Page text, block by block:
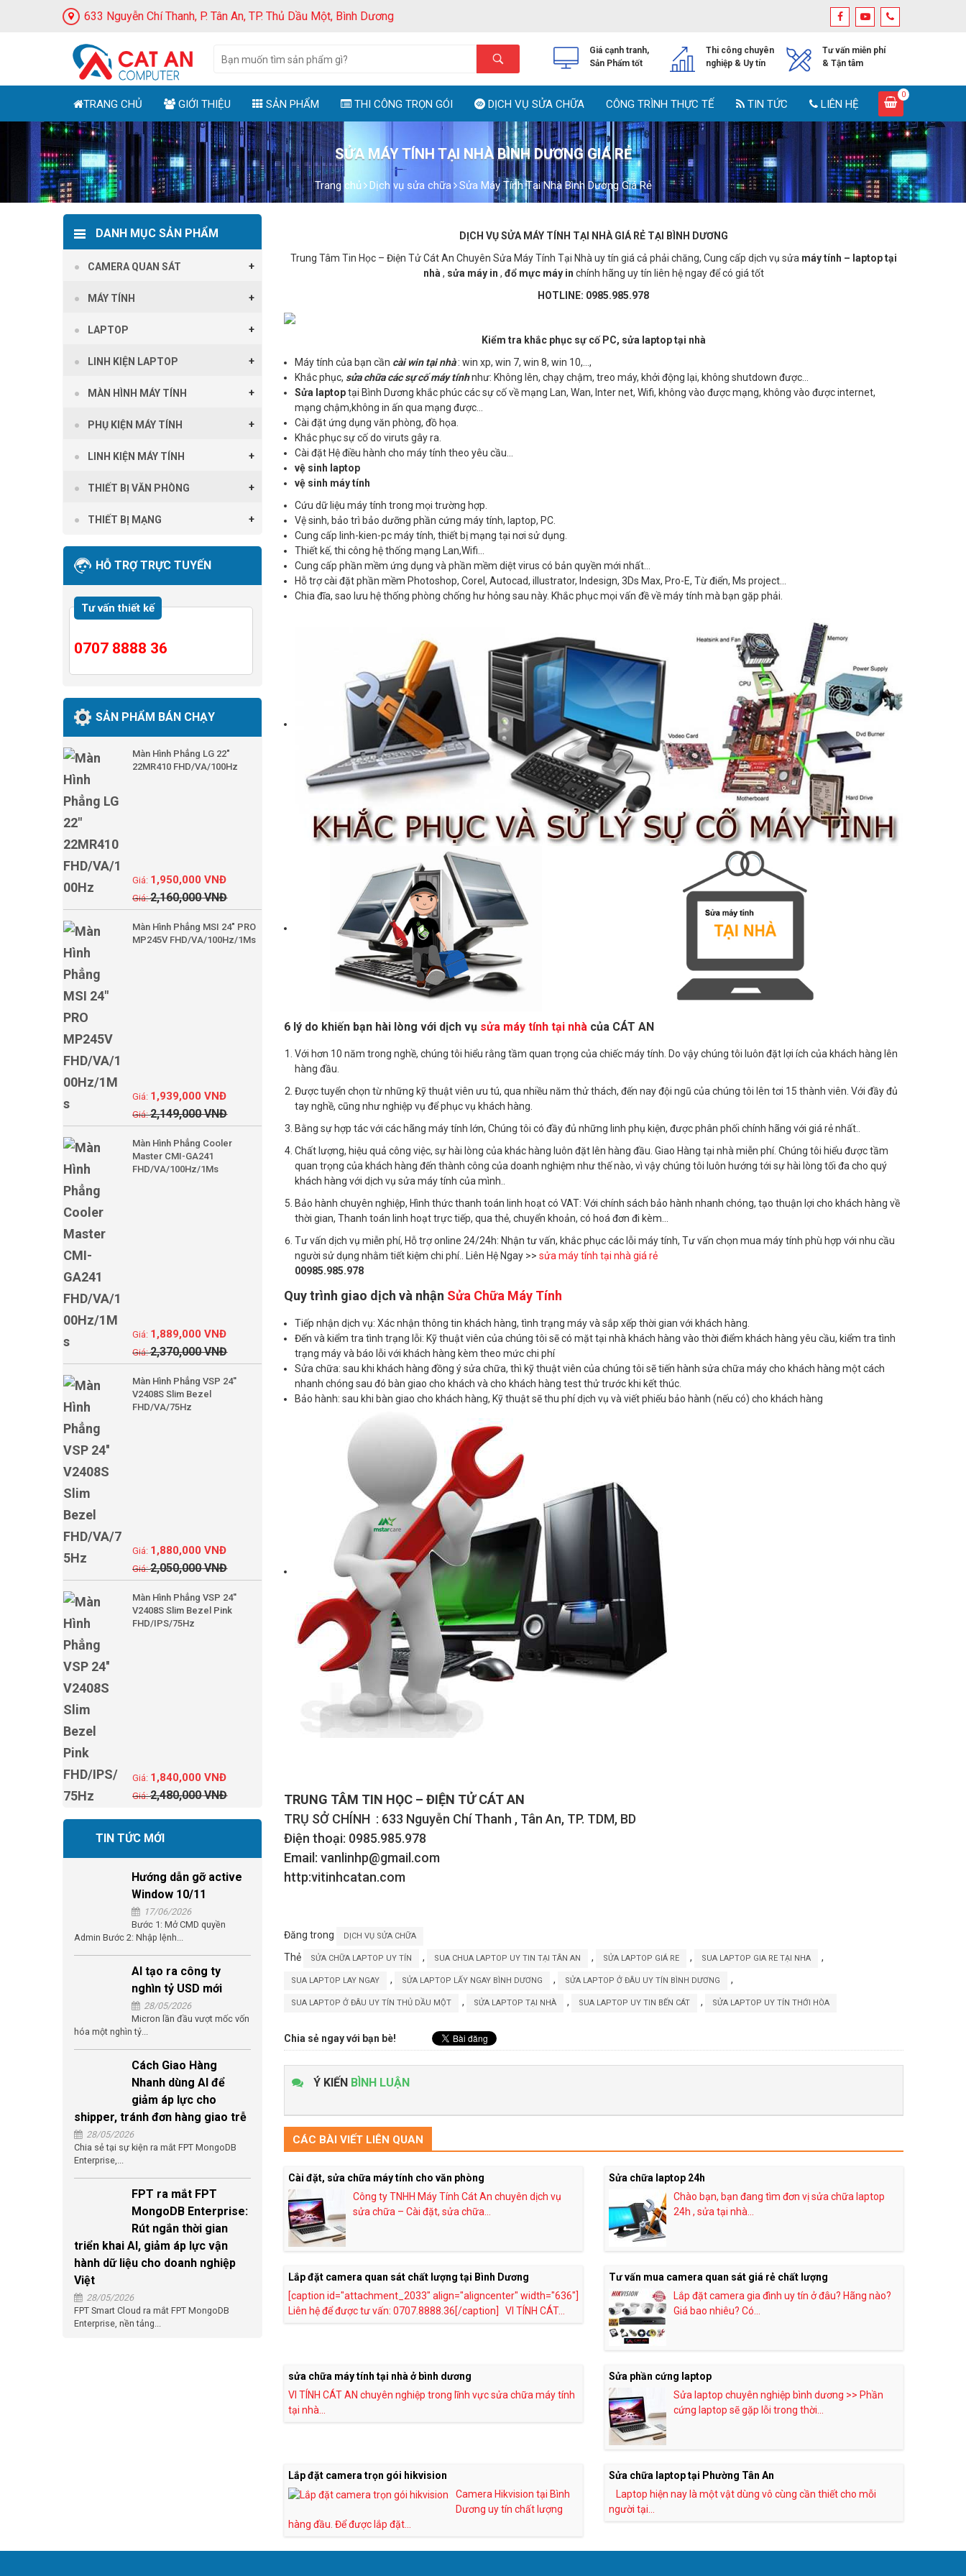
633 Nguyễn Chí Thanh, P. Tân An, TP. Thủ Dầu Một, Bình Dương
Giá cạnh tranh,
Sản Phẩm tốt
Thi công chuyên
nghiệp & Uy tín
Tư vấn miễn phí
& Tận tâm
TRANG CHỦ GIỚI THIỆU SẢN PHẨM THI CÔNG TRỌN GÓI DỊCH VỤ SỬA CHỮA CÔNG TRÌNH THỰC TẾ TIN TỨC LIÊN HỆ
0
SỬA MÁY TÍNH TẠI NHÀ BÌNH DƯƠNG GIÁ RẺ
Trang chủ Dịch vụ sửa chữa Sửa Máy Tính Tại Nhà Bình Dương Giá Rẻ
DỊCH VỤ SỬA MÁY TÍNH TẠI NHÀ GIÁ RẺ TẠI BÌNH DƯƠNG
Trung Tâm Tin Học – Điện Tử Cát An Chuyên Sửa Máy Tính Tại Nhà uy tín giá cả phải chăng, Cung cấp dịch vụ sửa máy tính – laptop tại
nhà , sửa máy in , đổ mực máy in chính hãng uy tín liên hệ ngay để có giá tốt
HOTLINE: 0985.985.978
Kiểm tra khắc phục sự cố PC, sửa laptop tại nhà
Máy tính của bạn cần cài win tại nhà: win xp, win 7, win 8, win 10,…,
Khắc phục, sửa chữa các sự cố máy tínhnhư: Không lên, chạy chậm, treo máy, khởi động lại, không shutdown được…
Sửa laptoptại Bình Dương khắc phúc các sự cố về mạng Lan, Wan, Inter net, Wifi, không vào được mạng, không vào được internet,
mạng chậm,không in ấn qua mạng được…
Cài đặt ứng dụng văn phòng, đồ họa.
Khắc phục sự cố do viruts gây ra.
Cài đặt Hệ điều hành cho máy tính theo yêu cầu…
vệ sinh laptop
vệ sinh máy tính
Cứu dữ liệu máy tính trong mọi trường hợp.
Vệ sinh, bảo trì bảo dưỡng phần cứng máy tính, laptop, PC.
Cung cấp linh-kien-pc máy tính, thiết bị mạng tại nơi sử dụng.
Thiết kế, thi công hệ thống mạng Lan,Wifi…
Cung cấp phần mềm ứng dụng và phần mềm diệt virus có bản quyền mới nhất…
Hỗ trợ cài đặt phần mềm Photoshop, Corel, Autocad, illustrator, Indesign, 3Ds Max, Pro-E, Từ điển, Ms project…
Chia đĩa, sao lưu hệ thống phòng chống hư hỏng sau này. Khắc phục mọi vấn đề về máy tính mà bạn gặp phải.
6 lý do khiến bạn hài lòng với dịch vụ sửa máy tính tại nhàcủa CÁT AN
Với hơn 10 năm trong nghề, chúng tôi hiểu rằng tầm quan trọng của chiếc máy tính. Do vậy chúng tôi luôn đặt lợi ích của khách hàng lên
hàng đầu.
Được tuyển chọn từ những kỹ thuật viên ưu tú, qua nhiều năm thử thách, đến nay đội ngũ của chúng tôi lên tơi 15 thành viên. Với đầy đủ
tay nghề, cũng như nghiệp vụ để phục vụ khách hàng.
Bằng sự hợp tác với các hãng máy tính lớn, Chúng tôi có đầy đủ những linh phụ kiện, được phân phối chính hãng với giá rẻ nhất..
Chất lượng, hiệu quả công việc, sự hài lòng của khác hàng luôn đặt lên hàng đầu. Giao Hàng tại nhà miễn phí. Chúng tôi hiểu được tầm
quan trọng của khách hàng đến thành công của doanh nghiệm như thế nào, vì vậy chúng tôi luôn hướng tới sự hài lòng tối đa cho quý
khách hàng với dịch vụ sửa máy tính của mình..
Bảo hành chuyên nghiệp, Hình thức thanh toán linh hoạt có VAT: Với chính sách bảo hành nhanh chóng, tạo thuận lợi cho khách hàng về
thời gian, Thanh toán linh hoạt trực tiếp, qua thẻ, chuyển khoản, có hoá đơn đi kèm…
Tư vấn dịch vụ miễn phí, Hỗ trợ online 24/24h: Nhận tư vấn, khắc phục các lỗi máy tính, Tư vấn chọn mua máy tính phù hợp với nhu cầu
người sử dụng nhằm tiết kiệm chi phí.. Liên Hệ Ngay >> sửa máy tính tại nhà giá rẻ
00985.985.978
Quy trình giao dịch và nhận Sửa Chữa Máy Tính
Tiếp nhận dịch vụ: Xác nhận thông tin khách hàng, tình trạng máy và sắp xếp thời gian với khách hàng.
Đến và kiểm tra tình trạng lỗi: Kỹ thuật viên của chúng tôi sẽ có mặt tại nhà khách hàng vào thời điểm khách hàng yêu cầu, kiểm tra tình
trạng máy và báo lỗi với khách hàng kèm theo mức chi phí
Sửa chữa: sau khi khách hàng đồng ý sửa chữa, thì kỹ thuật viên của chúng tôi sẽ tiến hành sửa chữa máy cho khách hàng một cách
nhanh chóng sau đó bàn giao cho khách và cho khách hàng test thử trước khi kết thúc.
Bảo hành: sau khi bàn giao cho khách hàng, Kỹ thuật sẽ thu phí dịch vụ và viết phiếu bảo hành (nếu có) cho khách hàng
TRUNG TÂM TIN HỌC – ĐIỆN TỬ CÁT AN
TRỤ SỞ CHÍNH : 633 Nguyễn Chí Thanh , Tân An, TP. TDM, BD
Điện thoại: 0985.985.978
Email: vanlinhp@gmail.com
http:vitinhcatan.com
Đăng trong DỊCH VỤ SỬA CHỮA
Thẻ SỬA CHỮA LAPTOP UY TÍN , SUA CHUA LAPTOP UY TIN TẠI TÂN AN , SỬA LAPTOP GIÁ RE , SUA LAPTOP GIA RE TẠI NHA ,
SUA LAPTOP LAY NGAY , SỬA LAPTOP LẤY NGAY BÌNH DƯƠNG , SỬA LAPTOP Ở ĐÂU UY TÍN BÌNH DƯƠNG ,
SUA LAPTOP Ở ĐÂU UY TÍN THỦ DẦU MỘT , SỬA LAPTOP TẠI NHÀ , SUA LAPTOP UY TIN BẾN CÁT , SỬA LAPTOP UY TÍN THỚI HÒA
Chia sẻ ngay với bạn bè!
Ý KIẾN BÌNH LUẬN
CÁC BÀI VIẾT LIÊN QUAN
Cài đặt, sửa chữa máy tính cho văn phòng
Công ty TNHH Máy Tính Cát An chuyên dịch vụ
sửa chữa – Cài đặt, sửa chữa...
Sửa chữa laptop 24h
Chào bạn, bạn đang tìm đơn vị sửa chữa laptop
24h , sửa tại nhà...
Lắp đặt camera quan sát chất lượng tại Bình Dương
[caption id="attachment_2033" align="aligncenter" width="636"]
Liên hệ để được tư vấn: 0707.8888.36[/caption] VI TÍNH CÁT...
Tư vấn mua camera quan sát giá rẻ chất lượng
Lắp đặt camera gia đình uy tín ở đâu? Hãng nào?
Giá bao nhiêu? Có...
sửa chữa máy tính tại nhà ở bình dương
VI TÍNH CÁT AN chuyên nghiệp trong lĩnh vực sửa chữa máy tính
tại nhà...
Sửa phần cứng laptop
Sửa laptop chuyên nghiệp bình dương >> Phần
cứng laptop sẽ gặp lỗi trong thời...
Lắp đặt camera trọn gói hikvision
Camera Hikvision tại Bình
Dương uy tín chất lượng
hàng đầu. Để được lắp đặt...
Sửa chữa laptop tại Phường Tân An
Laptop hiện nay là một vật dùng vô cùng cần thiết cho mỗi
người tại...
DANH MỤC SẢN PHẨM
CAMERA QUAN SÁT
MÁY TÍNH
LAPTOP
LINH KIỆN LAPTOP
MÀN HÌNH MÁY TÍNH
PHỤ KIỆN MÁY TÍNH
LINH KIỆN MÁY TÍNH
THIẾT BỊ VĂN PHÒNG
THIẾT BỊ MẠNG
HỖ TRỢ TRỰC TUYẾN
Tư vấn thiết kế
0707 8888 36
SẢN PHẨM BÁN CHẠY
Màn Hình Phẳng LG 22"
22MR410 FHD/VA/100Hz
2,160,000VNĐ
1,950,000VNĐ
Màn Hình Phẳng MSI 24" PRO
MP245V FHD/VA/100Hz/1Ms
2,149,000VNĐ
1,939,000VNĐ
Màn Hình Phẳng Cooler
Master CMI-GA241
FHD/VA/100Hz/1Ms
2,370,000VNĐ
1,889,000VNĐ
Màn Hình Phẳng VSP 24''
V2408S Slim Bezel
FHD/VA/75Hz
2,050,000VNĐ
1,880,000VNĐ
Màn Hình Phẳng VSP 24''
V2408S Slim Bezel Pink
FHD/IPS/75Hz
2,480,000VNĐ
1,840,000VNĐ
TIN TỨC MỚI
Hướng dẫn gỡ active
Window 10/11
17/06/2026
Bước 1: Mở CMD quyền
Admin Bước 2: Nhập lệnh...
AI tạo ra công ty
nghìn tỷ USD mới
28/05/2026
Micron lần đầu vượt mốc vốn
hóa một nghìn tỷ...
Cách Giao Hàng
Nhanh dùng AI để
giảm áp lực cho
shipper, tránh đơn hàng giao trễ
28/05/2026
Chia sẻ tại sự kiện ra mắt FPT MongoDB
Enterprise,...
FPT ra mắt FPT
MongoDB Enterprise:
Rút ngắn thời gian
triển khai AI, giảm áp lực vận
hành dữ liệu cho doanh nghiệp
Việt
28/05/2026
FPT Smart Cloud ra mắt FPT MongoDB
Enterprise, nền tảng...